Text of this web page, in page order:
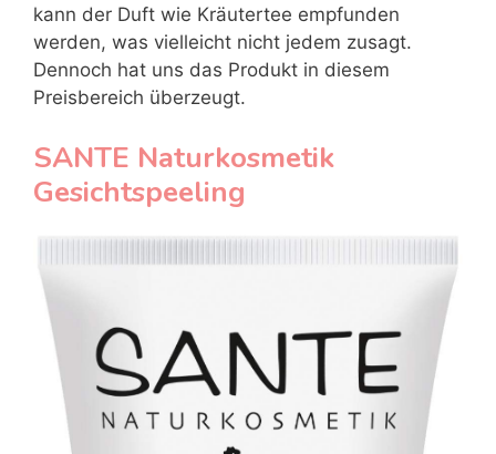
kann der Duft wie Kräutertee empfunden
werden, was vielleicht nicht jedem zusagt.
Dennoch hat uns das Produkt in diesem
Preisbereich überzeugt.
SANTE Naturkosmetik
Gesichtspeeling